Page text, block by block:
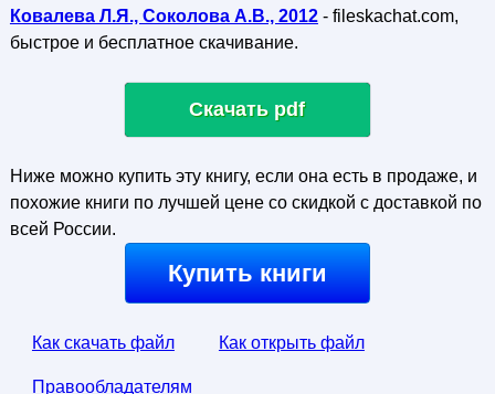
Ковалева Л.Я., Соколова А.В., 2012- fileskachat.com,
быстрое и бесплатное скачивание.
Скачать pdf
Ниже можно купить эту книгу, если она есть в продаже, и
похожие книги по лучшей цене со скидкой с доставкой по
всей России.
Купить книги
Как скачать файл Как открыть файл
Правообладателям